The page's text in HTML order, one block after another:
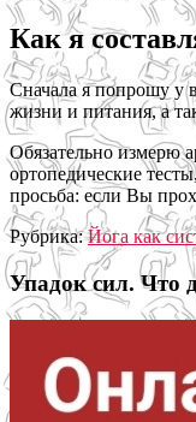
Как я
Сначала я попрошу у
жизни и питания, а
Обязательно измерю
ортопедические
просьба: если Вы
Рубрика: Йога как
Упадок сил. Что